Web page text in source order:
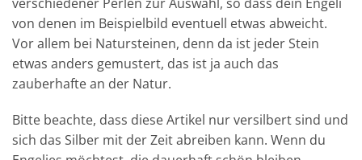
von denen im Beispielbild eventuell etwas abweicht.
Vor allem bei Natursteinen, denn da ist jeder Stein
etwas anders gemustert, das ist ja auch das
zauberhafte an der Natur.
Bitte beachte, dass diese Artikel nur versilbert sind und
sich das Silber mit der Zeit abreiben kann. Wenn du